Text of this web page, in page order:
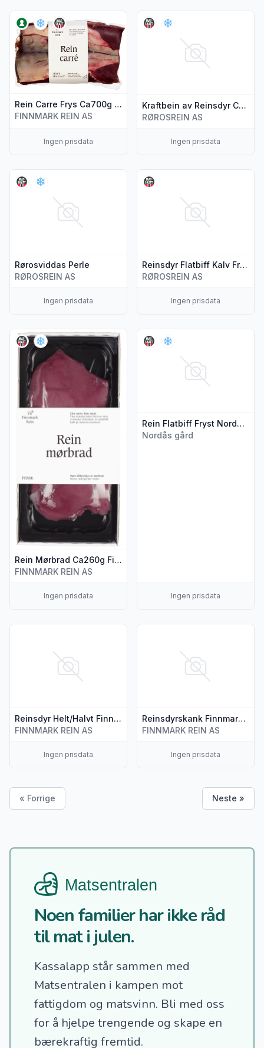
Rein Carre Frys Ca700g Finnmark Rein
FINNMARK REIN AS
Ingen prisdata
Vis flere detaljer for produktet "Rein Carre Frys Ca700g
Kraftbein av Reinsdyr Ca 1kg
RØROSREIN AS
Ingen prisdata
Vis flere detaljer for
Rørosviddas Perle
RØROSREIN AS
Ingen prisdata
Vis flere detaljer for produktet "Rørosviddas Perle"
Reinsdyr Flatbiff Kalv Fra Rørosrein
RØROSREIN AS
Ingen prisdata
Vis flere detaljer for
Rein Mørbrad Ca260g Finnmark Rein
FINNMARK REIN AS
Ingen prisdata
Vis flere detaljer for produktet "Rein Mørbrad Ca260g
Rein Flatbiff Fryst Nordås Gårdskjøtt
Nordås gård
Ingen prisdata
Vis flere detaljer for
Reinsdyr Helt/Halvt Finnmark Rein pr Kg
FINNMARK REIN AS
Ingen prisdata
Reinsdyrskank Finnmark Rein pr Kg
FINNMARK REIN AS
Ingen prisdata
« Forrige Neste »
Noen familier har ikke råd
til mat i julen.
Kassalapp står sammen med
Matsentralen i kampen mot
fattigdom og matsvinn. Bli med oss
for å hjelpe trengende og skape en
bærekraftig fremtid.